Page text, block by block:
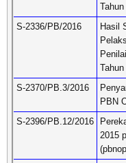
S-2336/PB/2016
Hasil
S-2370/PB.3/2016
PBN
S-2396/PB.12/2016
2015